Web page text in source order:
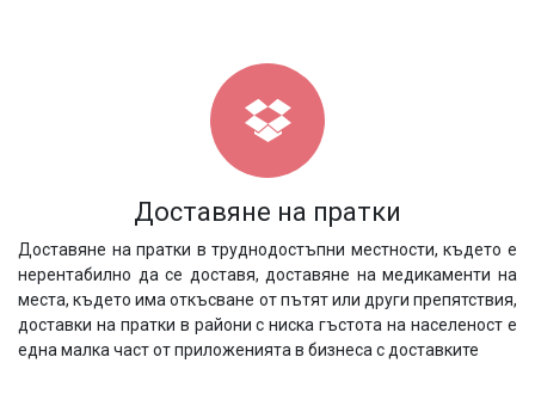
Доставяне на пратки
Доставяне на пратки в труднодостъпни местности, където е
нерентабилно да се доставя, доставяне на медикаменти на
места, където има откъсване от пътят или други препятствия,
доставки на пратки в райони с ниска гъстота на населеност е
една малка част от приложенията в бизнеса с доставките